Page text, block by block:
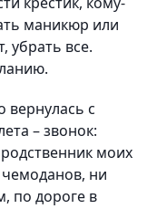
маникюр или
убрать все.
вернулась с
– звонок:
моих
ни
по дороге в